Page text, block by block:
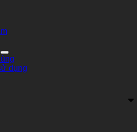
dụng